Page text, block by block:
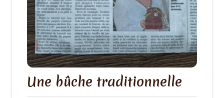
Une bûche traditionnelle